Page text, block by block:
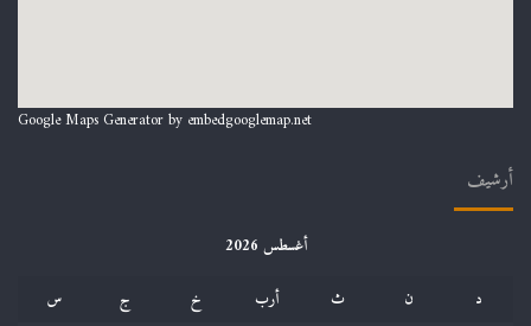
Google Maps Generator by embedgooglemap.net
أرشيف
أغسطس 2026
د
ن ث أرب خ ج
س